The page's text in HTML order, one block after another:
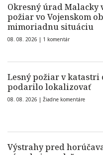
Okresný úrad Malacky
požiar vo Vojenskom
mimoriadnu situáciu
08. 08. 2026 | 1 komentár
Lesný požiar v katastri
podarilo lokalizovať
08. 08. 2026 | Žiadne komentáre
Výstrahy pred